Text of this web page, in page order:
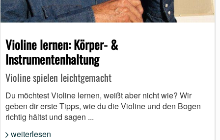
Violine lernen: Körper- &
Instrumentenhaltung
Violine spielen leichtgemacht
Du möchtest Violine lernen, weißt aber nicht wie? Wir
geben dir erste Tipps, wie du die Violine und den Bogen
richtig hältst und sagen ...
weiterlesen